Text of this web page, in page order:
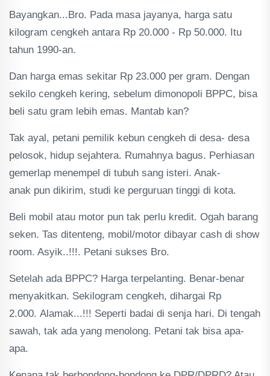
Bayangkan...Bro. Pada masa jayanya, harga satu
kilogram cengkeh antara Rp 20.000 - Rp 50.000. Itu
tahun 1990-an.
Dan harga emas sekitar Rp 23.000 per gram. Dengan
sekilo cengkeh kering, sebelum dimonopoli BPPC, bisa
beli satu gram lebih emas. Mantab kan?
Tak ayal, petani pemilik kebun cengkeh di desa- desa
pelosok, hidup sejahtera. Rumahnya bagus. Perhiasan
gemerlap menempel di tubuh sang isteri. Anak-
anak pun dikirim, studi ke perguruan tinggi di kota.
Beli mobil atau motor pun tak perlu kredit. Ogah barang
seken. Tas ditenteng, mobil/motor dibayar cash di show
room. Asyik..!!!. Petani sukses Bro.
Setelah ada BPPC? Harga terpelanting. Benar-benar
menyakitkan. Sekilogram cengkeh, dihargai Rp
2.000. Alamak...!!! Seperti badai di senja hari. Di tengah
sawah, tak ada yang menolong. Petani tak bisa apa-
apa.